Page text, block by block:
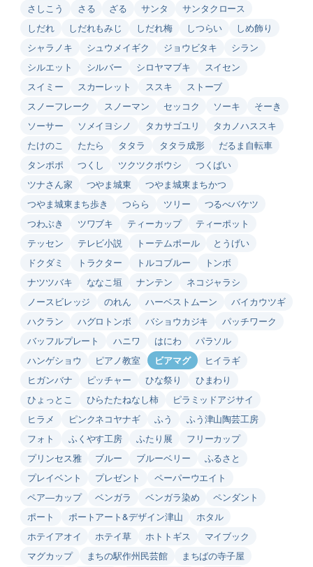
さしこう
さる ざる サンタ
サンタクロース
しだれ
しだれもみじ しだれ梅 しつらい
しめ飾り
シャラノキ
シュウメイギク ジョウビタキ
シラン
シルエット
シルバー シロヤマブキ
スイセン
スイミー
スカーレット ススキ
ストーブ
スノーフレーク
スノーマン セッコク ソーキ
そーき
ソーサー
ソメイヨシノ タカサゴユリ
タカノハススキ
たけのこ
たたら タタラ タタラ成形
だるま自転車
タンポポ
つくし ツクツクボウシ
つくばい
ツナさん家
つやま城東
つやま城東まちかつ
つやま城東まち歩き
つらら ツリー
つるべバケツ
つわぶき
ツワブキ ティーカップ
ティーポット
テッセン
テレビ小説 トーテムポール
とうげい
ドクダミ
トラクター トルコブルー
トンボ
ナツツバキ
ななこ垣 ナンテン
ネコジャラシ
ノースビレッジ
のれん ハーベストムーン
バイカウツギ
ハクラン
ハグロトンボ バショウカジキ
パッチワーク
バッフルプレート
ハニワ はにわ
パラソル
ハンゲショウ
ピアノ教室 ビアマグ
ヒイラギ
ヒガンバナ
ピッチャー ひな祭り
ひまわり
ひょっとこ
ひらたたねなし柿
ピラミッドアジサイ
ヒラメ
ピンクネコヤナギ ふう
ふう津山陶芸工房
フォト
ふくやす工房 ふたり展
フリーカップ
プリンセス雅
ブルー ブルーベリー
ふるさと
プレイベント
プレゼント
ペーパーウエイト
ペア―カップ
ベンガラ ベンガラ染め
ペンダント
ポート
ポートアート&デザイン津山
ホタル
ホテイアオイ
ホテイ草 ホトトギス
マイブック
マグカップ
まちの駅作州民芸館
まちばの寺子屋